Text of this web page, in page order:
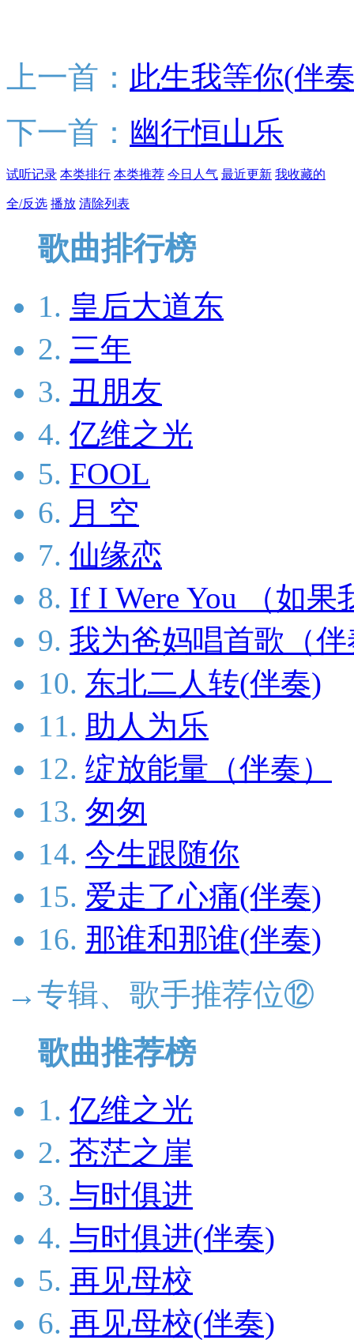
上一首： 此生我等你(伴
下一首： 幽行恒山乐
试听记录 本类排行 本类推荐 今日人气 最近更新 我收藏的
全/反选 播放 清除列表
歌曲排行榜
1. 皇后大道东
2. 三年
3. 丑朋友
4. 亿维之光
5. FOOL
6. 月 空
7. 仙缘恋
8. If I Were You （如
9. 我为爸妈唱首歌（
10. 东北二人转(伴奏)
11. 助人为乐
12. 绽放能量（伴奏）
13. 匆匆
14. 今生跟随你
15. 爱走了心痛(伴奏)
16. 那谁和那谁(伴奏)
→专辑、歌手推荐位⑫
歌曲推荐榜
1. 亿维之光
2. 苍茫之崖
3. 与时俱进
4. 与时俱进(伴奏)
5. 再见母校
6. 再见母校(伴奏)